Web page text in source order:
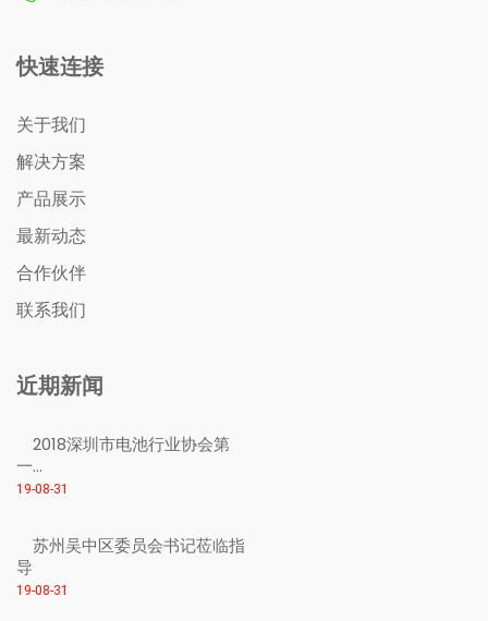
快速连接
关于我们
解决方案
产品展示
最新动态
合作伙伴
联系我们
近期新闻
2018深圳市电池行业协会第
一...
19-08-31
苏州吴中区委员会书记莅临指
导
19-08-31